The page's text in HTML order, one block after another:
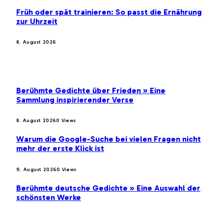
Früh oder spät trainieren: So passt die Ernährung
zur Uhrzeit
8. August 2026
Berühmte Gedichte über Frieden » Eine
Sammlung inspirierender Verse
8. August 20260 Views
Warum die Google-Suche bei vielen Fragen nicht
mehr der erste Klick ist
9. August 20260 Views
Berühmte deutsche Gedichte » Eine Auswahl der
schönsten Werke